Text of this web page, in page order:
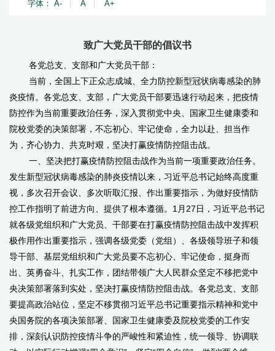
字体： A- A A+
致广大党员干部的倡议书
各党总支、支部和广大党员干部：
当前，全国上下正众志成城、全力防控新型冠状病毒感染的肺
炎疫情。各党总支、支部，广大党员干部要迅速行动起来，把疫情
防控作为当前重要政治任务，深入贯彻党中央、国家卫生健康委和
院校党委的决策部署，不忘初心、牢记使命，全力以赴、担当作
为，齐心协力、共克时艰，坚决打赢疫情防控阻击战。
一、坚决把打赢疫情防控阻击战作为当前一项重要政治任务。
发生新型冠状病毒感染的肺炎疫情以来，习近平总书记始终高度重
视，多次召开会议、多次听取汇报、作出重要指示，为做好疫情防
控工作指明了前进方向、提供了根本遵循。1月27日，习近平总书记
就各级党组织和广大党员、干部要在打赢疫情防控阻击战中发挥积
极作用作出重要指示，强调各级党委（党组）、各级领导班子和领
导干部、基层党组织和广大党员要不忘初心、牢记使命，挺身而
出、英勇奋斗、扎实工作，团结带领广大人民群众坚定不移把党中
央决策部署落到实处，坚决打赢疫情防控阻击战。各党总支、支部
要提高政治站位，坚定不移贯彻习近平总书记重要指示精神和党中
央国务院的各项决策部署、国家卫生健康委及院校党委的工作安
排，深刻认识防控疫情斗争的严峻性和紧迫性，统一领导、协调联